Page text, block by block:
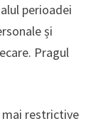
perioadei
și
Pragul
restrictive